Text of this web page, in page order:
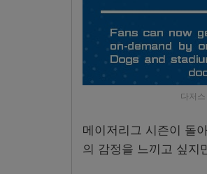
다저
메이저리그 시즌이 돌
의 감정을 느끼고 싶지